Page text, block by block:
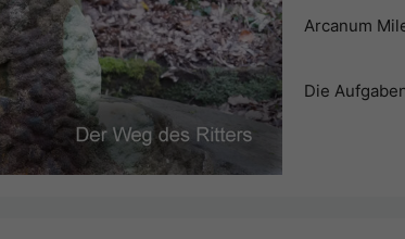
Arcanum
Die